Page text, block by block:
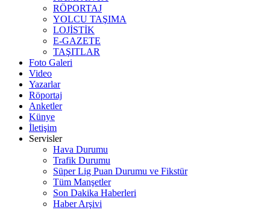
RÖPORTAJ
YOLCU TAŞIMA
LOJİSTİK
E-GAZETE
TAŞITLAR
Foto Galeri
Video
Yazarlar
Röportaj
Anketler
Künye
İletişim
Servisler
Hava Durumu
Trafik Durumu
Süper Lig Puan Durumu ve Fikstür
Tüm Manşetler
Son Dakika Haberleri
Haber Arşivi